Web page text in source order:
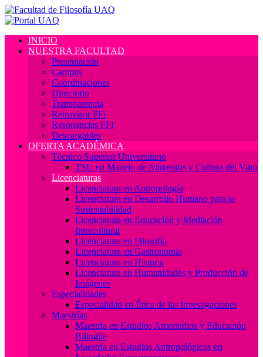
INICIO
NUESTRA FACULTAD
Presentación
Campus
Coordinaciones
Directorio
Transparencia
Retrovisor FFi
Resonancias FFI
Descargables
OFERTA ACADÉMICA
Técnico Superior Universitario
TSU en Manejo de Alimentos y Cultura del Vino
Licenciaturas
Licenciatura en Antropología
Licenciatura en Desarrollo Humano para la
Sustentabilidad
Licenciatura en Educación y Mediación
Intercultural
Licenciatura en Filosofía
Licenciatura en Gastronomía
Licenciatura en Historia
Licenciatura en Humanidades y Producción de
Imágenes
Especialidades
Especialidad en Ética de las Investigaciones
Maestrías
Maestría en Estudios Amerindios y Educación
Bilingüe
Maestría en Estudios Antropológicos en